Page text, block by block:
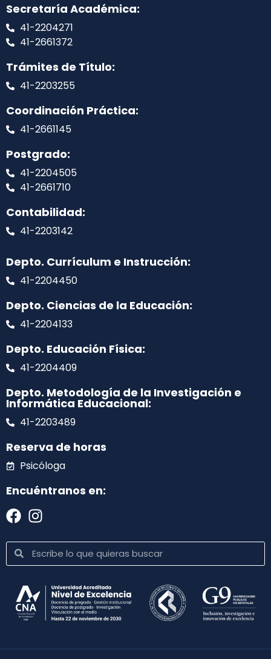
Secretaría Académica:
41-2204271
41-2661372
Trámites de Título:
41-2203255
Coordinación Práctica:
41-2661145
Postgrado:
41-2204505
41-2661710
Contabilidad:
41-2203142
Depto. Currículum e Instrucción:
41-2204450
Depto. Ciencias de la Educación:
41-2204133
Depto. Educación Física:
41-2204409
Depto. Metodología de la Investigación e
Informática Educacional:
41-2203489
Reserva de horas
Psicóloga
Encuéntranos en: